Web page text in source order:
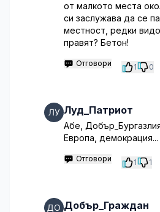
от малкото места
си заслужава да се
местност, редки
правят? Бетон!
Отговори 1 0
Луд_Патриот
Абе,
Европа, демокрация...
Отговори 1 1
Добър_Граждан